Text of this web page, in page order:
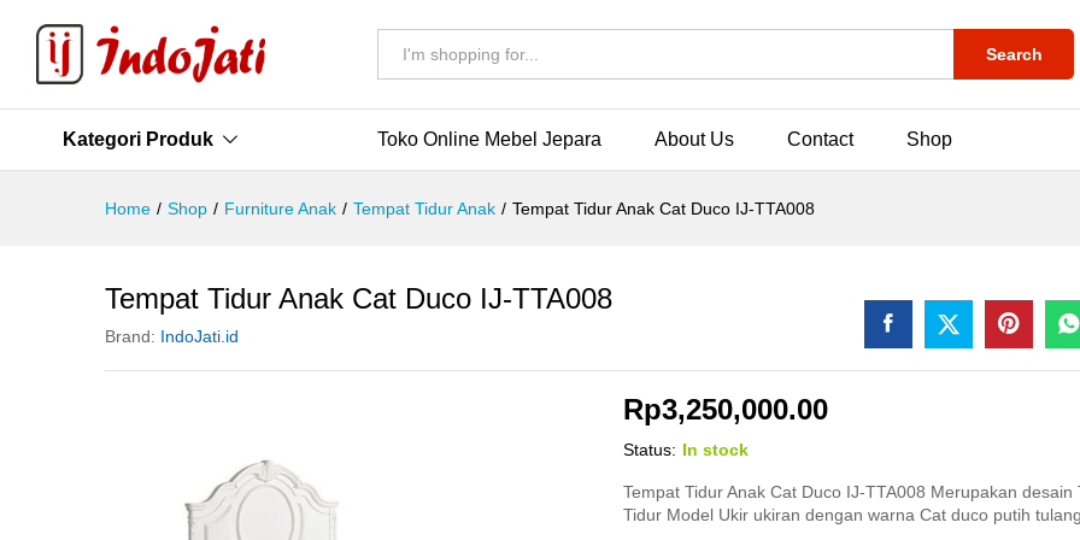
Search
Kategori Produk Toko Online Mebel Jepara About Us Contact Shop
Home / Shop / Furniture Anak / Tempat Tidur Anak / Tempat Tidur Anak Cat Duco IJ-TTA008
Tempat Tidur Anak Cat Duco IJ-TTA008
Brand: IndoJati.id
Rp3,250,000.00
Status: In stock
Tempat Tidur Anak Cat Duco IJ-TTA008 Merupakan desain
Tidur Model Ukir ukiran dengan warna Cat duco putih